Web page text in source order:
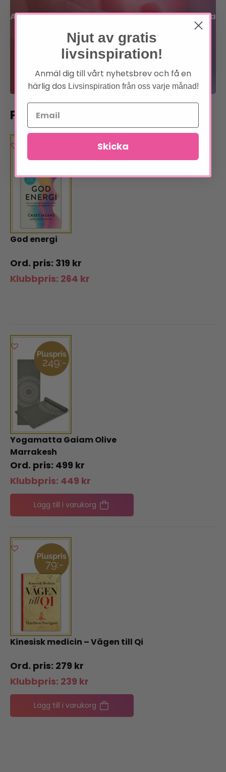
Allt inom sinne, kropp och själ på en och samma
Bli medlem
Läs om förmånerna
Pluserbjudande
God energi
319 kr
Klubbpris: 264 kr
Yogamatta Gaiam Olive
Marrakesh
499 kr
Klubbpris: 449 kr
Lägg till i varukorg
Kinesisk medicin – Vägen till Qi
279 kr
Klubbpris: 239 kr
Lägg till i varukorg
Njut av gratis
livsinspiration!
Anmäl dig till vårt nyhetsbrev och få en
härlig dos Livsinspiration från oss varje månad!
Skicka